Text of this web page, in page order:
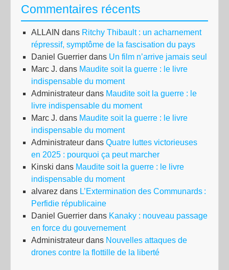
Commentaires récents
ALLAIN dans Ritchy Thibault : un acharnement
répressif, symptôme de la fascisation du pays
Daniel Guerrier dans Un film n’arrive jamais seul
Marc J. dans Maudite soit la guerre : le livre
indispensable du moment
Administrateur dans Maudite soit la guerre : le
livre indispensable du moment
Marc J. dans Maudite soit la guerre : le livre
indispensable du moment
Administrateur dans Quatre luttes victorieuses
en 2025 : pourquoi ça peut marcher
Kinski dans Maudite soit la guerre : le livre
indispensable du moment
alvarez dans L’Extermination des Communards :
Perfidie républicaine
Daniel Guerrier dans Kanaky : nouveau passage
en force du gouvernement
Administrateur dans Nouvelles attaques de
drones contre la flottille de la liberté